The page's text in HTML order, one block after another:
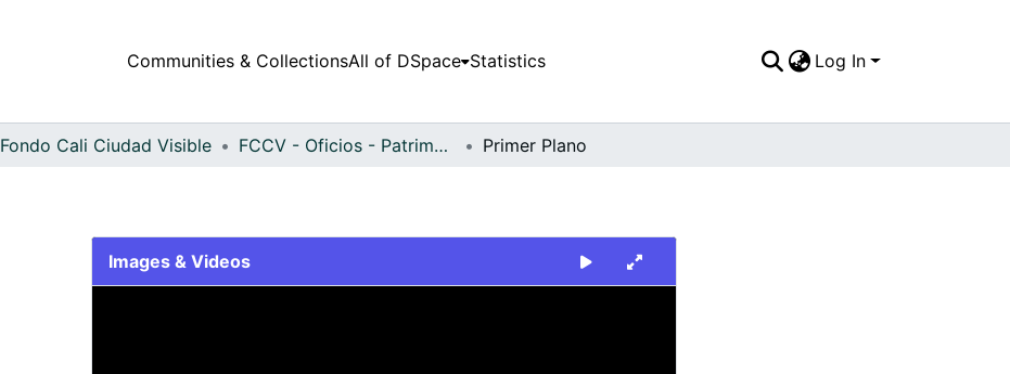
Communities & CollectionsAll of DSpace Statistics Log In
Fondo Cali Ciudad Visible FCCV - Oficios - Patrimonial Primer Plano
Images & Videos